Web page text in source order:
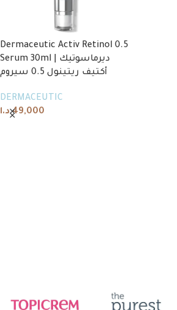
Dermaceutic Activ Retinol 0.5
Serum 30ml | ديرماسوتيك
أكتيف ريتينول 0.5 سيروم
DERMACEUTIC
49,000 د.ا